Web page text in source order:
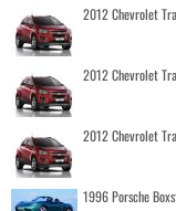
2012 Chevrolet
2012 Chevrolet
2012 Chevrolet
1996 Porsche